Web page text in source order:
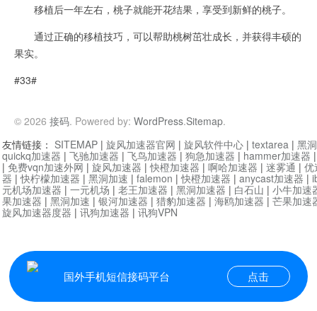
移植后一年左右，桃子就能开花结果，享受到新鲜的桃子。
通过正确的移植技巧，可以帮助桃树茁壮成长，并获得丰硕的
果实。
#33#
© 2026 接码. Powered by: WordPress.Sitemap.
国外手机短信接码平台 点击
友情链接： SITEMAP | 旋风加速器官网 | 旋风软件中心 | textarea | 黑
quickq加速器 | 飞驰加速器 | 飞鸟加速器 | 狗急加速器 | hammer加速器
| 免费vqn加速外网 | 旋风加速器 |快橙加速器 | 啊哈加速器 | 迷雾通 | 优
器 |快柠檬加速器 | 黑洞加速 | falemon |快橙加速器 | anycast加速器 |
元机场加速器 | 一元机场 | 老王加速器 | 黑洞加速器 | 白石山 | 小牛加速
果加速器 | 黑洞加速 | 银河加速器 | 猎豹加速器 | 海鸥加速器 | 芒果加速
旋风加速器度器 | 讯狗加速器 | 讯狗VPN